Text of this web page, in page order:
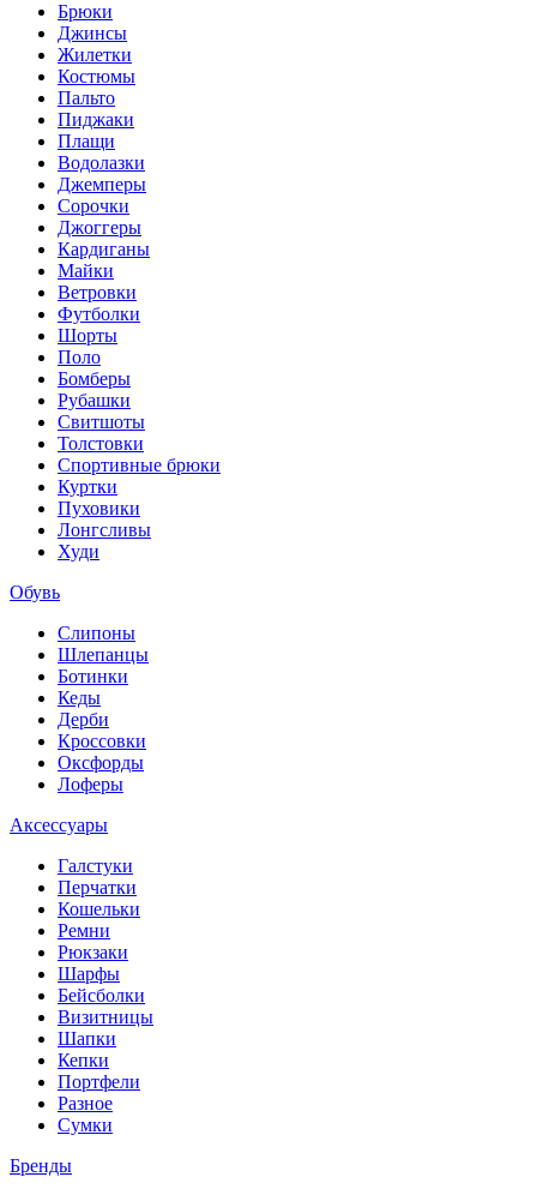
Брюки
Джинсы
Жилетки
Костюмы
Пальто
Пиджаки
Плащи
Водолазки
Джемперы
Сорочки
Джоггеры
Кардиганы
Майки
Ветровки
Футболки
Шорты
Поло
Бомберы
Рубашки
Свитшоты
Толстовки
Спортивные брюки
Куртки
Пуховики
Лонгсливы
Худи
Обувь
Слипоны
Шлепанцы
Ботинки
Кеды
Дерби
Кроссовки
Оксфорды
Лоферы
Аксессуары
Галстуки
Перчатки
Кошельки
Ремни
Рюкзаки
Шарфы
Бейсболки
Визитницы
Шапки
Кепки
Портфели
Разное
Сумки
Бренды